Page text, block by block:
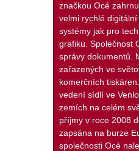
značkou Océ
velmi rychlé
systémy jak pro
grafiku. Společnost
správy dokumentů.
zařazených ve
komerčních
vedení sídlí ve
zemích na celém
příjmy v roce 2008
zapsána na burze
společnosti Océ